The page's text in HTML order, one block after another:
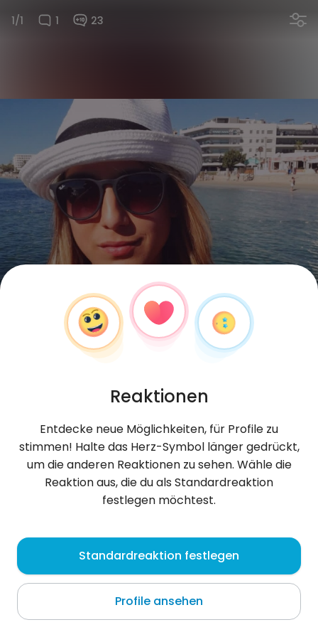
1/1 1 23
Julia
Nice
Reaktionen
Entdecke neue Möglichkeiten, für Profile zu
stimmen! Halte das Herz-Symbol länger gedrückt,
um die anderen Reaktionen zu sehen. Wähle die
Reaktion aus, die du als Standardreaktion
festlegen möchtest.
Standardreaktion festlegen
Profile ansehen